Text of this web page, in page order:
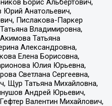
Борис Альбертович,
Юрий Анатольевич,
Пислакова-Паркер
Владимировна,
Татьяна
Александровна,
Елена Борисовна,
Юлия Юрьевна,
Светлана Сергеевна,
Щур Татьяна Михайловна,
Андрей Юрьевич,
Валентин Михайлович,